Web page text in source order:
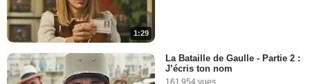
1:29
La Bataille de Gaulle - Partie 2 :
J’écris ton nom
161 954 vues